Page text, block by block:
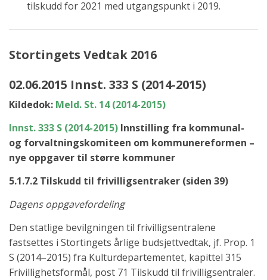
tilskudd for 2021 med utgangspunkt i 2019.
Stortingets Vedtak 2016
02.06.2015 Innst. 333 S (2014-2015)
Kildedok: Meld. St. 14 (2014-2015)
Innst. 333 S (2014-2015) Innstilling fra kommunal-
og forvaltningskomiteen om kommunereformen –
nye oppgaver til større kommuner
5.1.7.2 Tilskudd til frivilligsentraker (siden 39)
Dagens oppgavefordeling
Den statlige bevilgningen til frivilligsentralene
fastsettes i Stortingets årlige budsjettvedtak, jf. Prop. 1
S (2014–2015) fra Kulturdepartementet, kapittel 315
Frivillighetsformål, post 71 Tilskudd til frivilligsentraler.